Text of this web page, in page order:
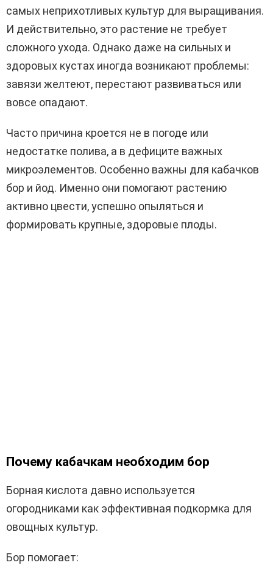
самых неприхотливых культур для выращивания.
И действительно, это растение не требует
сложного ухода. Однако даже на сильных и
здоровых кустах иногда возникают проблемы:
завязи желтеют, перестают развиваться или
вовсе опадают.
Часто причина кроется не в погоде или
недостатке полива, а в дефиците важных
микроэлементов. Особенно важны для кабачков
бор и йод. Именно они помогают растению
активно цвести, успешно опыляться и
формировать крупные, здоровые плоды.
Почему кабачкам необходим бор
Борная кислота давно используется
огородниками как эффективная подкормка для
овощных культур.
Бор помогает: